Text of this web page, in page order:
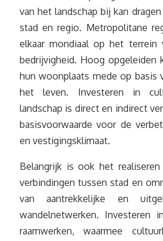
van het landschap bij kan
stad en regio. Metropolitane
elkaar mondiaal op het terrein
bedrijvigheid. Hoog opgeleiden
hun woonplaats mede op basis
het leven. Investeren in
landschap is direct en indirect
basisvoorwaarde voor de
en vestigingsklimaat.
Belangrijk is ook het
verbindingen tussen stad en
van aantrekkelijke en
wandelnetwerken. Investeren
raamwerken, waarmee